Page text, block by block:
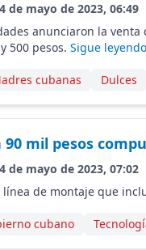
de mayo de 2023, 06:49
anunciaron la
500 pesos. Sigue
cubanas Dulces
mil pesos
de mayo de 2023, 07:02
de montaje que
cubano